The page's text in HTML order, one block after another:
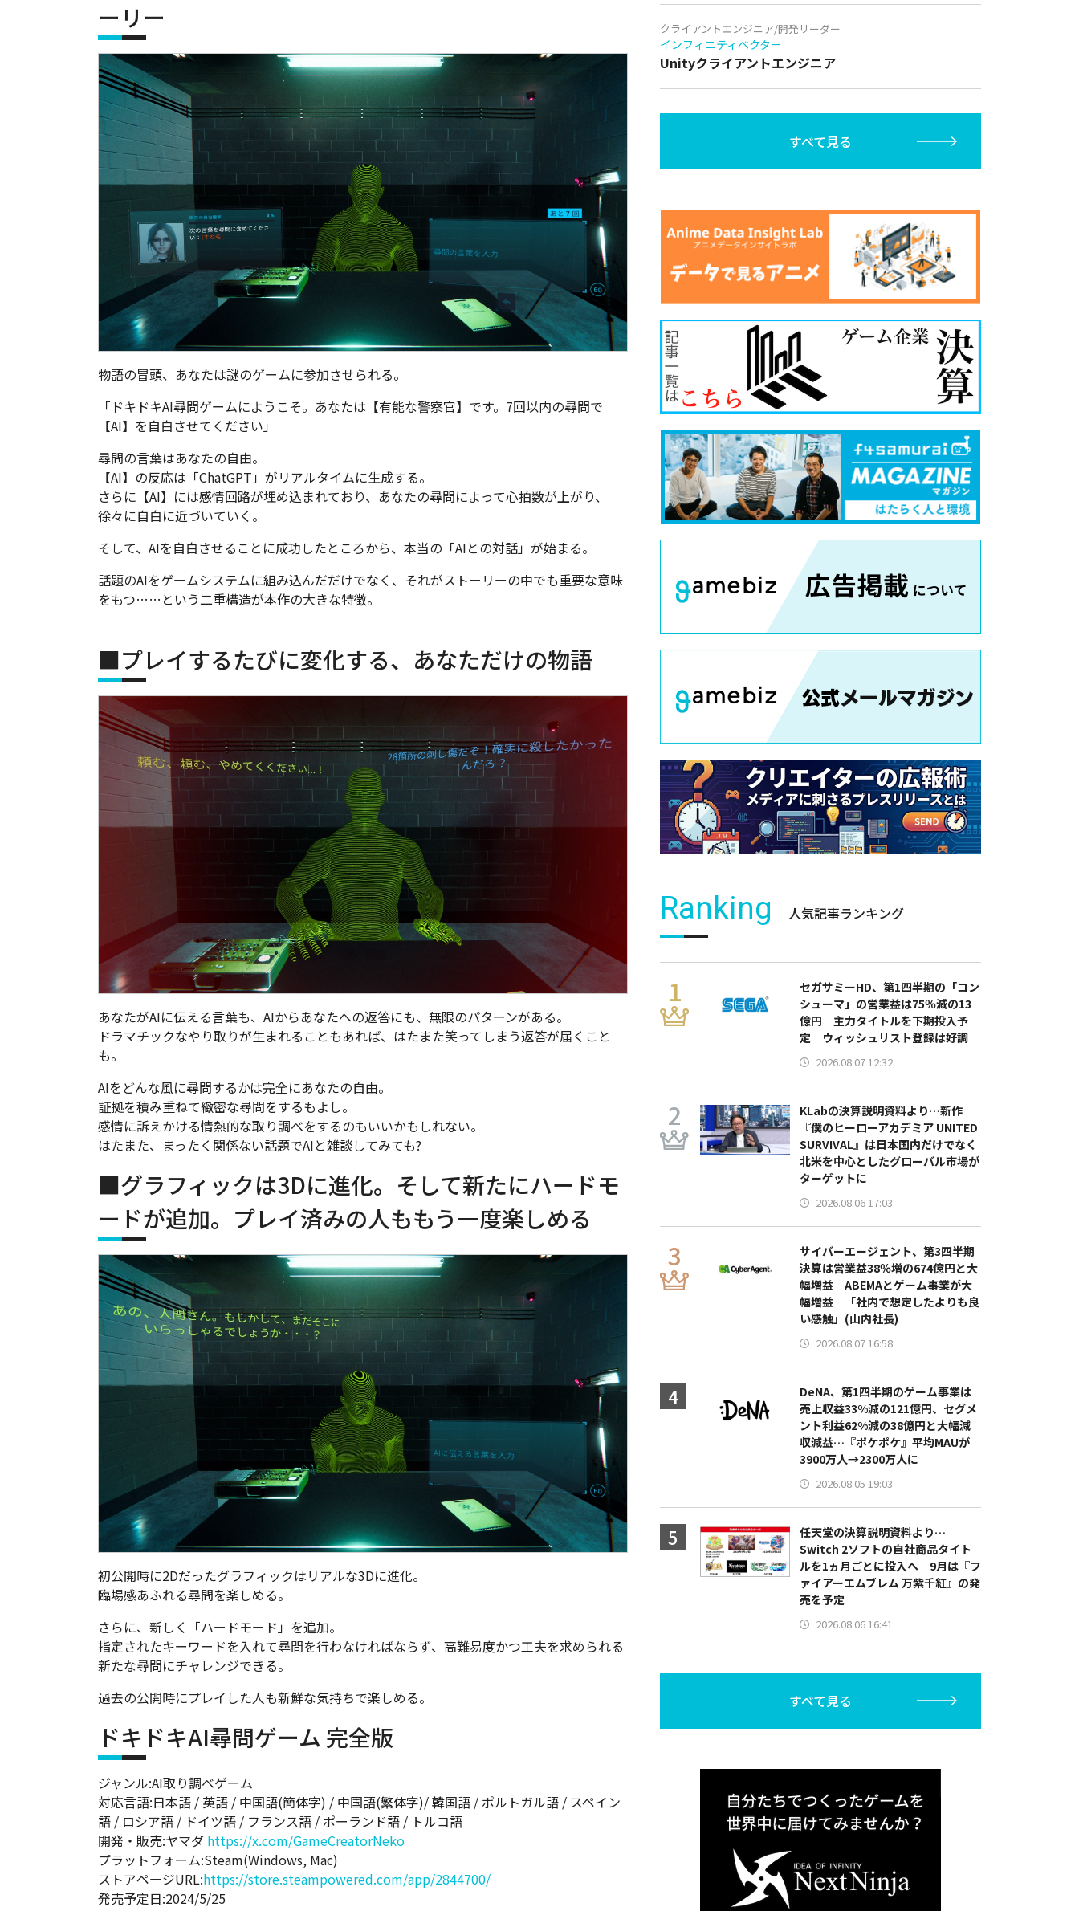
ーリー
物語の冒頭、あなたは謎のゲームに参加させられる。
「ドキドキAI尋問ゲームにようこそ。あなたは【有能な警察官】です。7回以内の尋問で
【AI】を自白させてください」
尋問の言葉はあなたの自由。
【AI】の反応は「ChatGPT」がリアルタイムに生成する。
さらに【AI】には感情回路が埋め込まれており、あなたの尋問によって心拍数が上がり、
徐々に自白に近づいていく。
そして、AIを自白させることに成功したところから、本当の「AIとの対話」が始まる。
話題のAIをゲームシステムに組み込んだだけでなく、それがストーリーの中でも重要な意味
をもつ……という二重構造が本作の大きな特徴。
■プレイするたびに変化する、あなただけの物語
あなたがAIに伝える言葉も、AIからあなたへの返答にも、無限のパターンがある。
ドラマチックなやり取りが生まれることもあれば、はたまた笑ってしまう返答が届くこと
も。
AIをどんな風に尋問するかは完全にあなたの自由。
証拠を積み重ねて緻密な尋問をするもよし。
感情に訴えかける情熱的な取り調べをするのもいいかもしれない。
はたまた、まったく関係ない話題でAIと雑談してみても?
■グラフィックは3Dに進化。そして新たにハードモ
ードが追加。プレイ済みの人ももう一度楽しめる
初公開時に2Dだったグラフィックはリアルな3Dに進化。
臨場感あふれる尋問を楽しめる。
さらに、新しく「ハードモード」を追加。
指定されたキーワードを入れて尋問を行わなければならず、高難易度かつ工夫を求められる
新たな尋問にチャレンジできる。
過去の公開時にプレイした人も新鮮な気持ちで楽しめる。
ドキドキAI尋問ゲーム 完全版
ジャンル:AI取り調べゲーム
対応言語:日本語 / 英語 / 中国語(簡体字) / 中国語(繁体字)/ 韓国語 / ポルトガル語 / スペイン
語 / ロシア語 / ドイツ語 / フランス語 / ポーランド語 / トルコ語
開発・販売:ヤマダ https://x.com/GameCreatorNeko
プラットフォーム:Steam(Windows, Mac)
ストアページURL:https://store.steampowered.com/app/2844700/
発売予定日:2024/5/25
クライアントエンジニア/開発リーダー
インフィニティベクター
Unityクライアントエンジニア
すべて見る
Ranking 人気記事ランキング
セガサミーHD、第1四半期の「コン
シューマ」の営業益は75％減の13
億円 主力タイトルを下期投入予
定 ウィッシュリスト登録は好調
2026.08.07 12:32
KLabの決算説明資料より…新作
『僕のヒーローアカデミア UNITED
SURVIVAL』は日本国内だけでなく
北米を中心としたグローバル市場が
ターゲットに
2026.08.06 17:03
サイバーエージェント、第3四半期
決算は営業益38％増の674億円と大
幅増益 ABEMAとゲーム事業が大
幅増益 「社内で想定したよりも良
い感触」(山内社長)
2026.08.07 16:58
DeNA、第1四半期のゲーム事業は
売上収益33%減の121億円、セグメ
ント利益62%減の38億円と大幅減
収減益…『ポケポケ』平均MAUが
3900万人→2300万人に
2026.08.05 19:03
任天堂の決算説明資料より…
Switch 2ソフトの自社商品タイト
ルを1ヵ月ごとに投入へ 9月は『フ
ァイアーエムブレム 万紫千紅』の発
売を予定
2026.08.06 16:41
すべて見る